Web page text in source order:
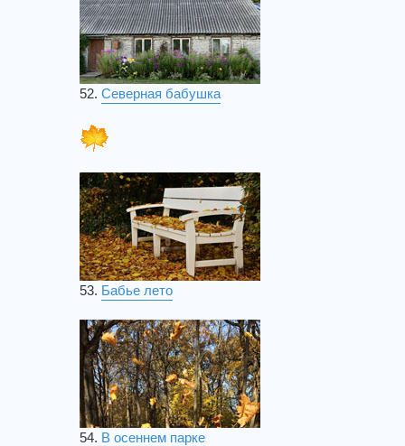
52. Северная бабушка
53. Бабье лето
54. В осеннем парке